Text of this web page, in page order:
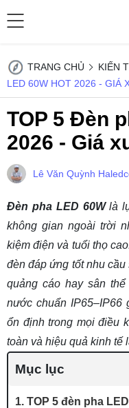
TRANG CHỦ KIẾN
LED 60W HOT 2026 - GIÁ
TOP 5 Đèn
2026 - Giá
Lê Văn Quỳnh
Đèn pha LED 60Wlà
không gian ngoài trời
kiệm điện và tuổi thọ
đèn đáp ứng tốt nhu
quảng cáo hay sân
nước chuẩn IP65–IP66
ổn định trong mọi điều
toàn và hiệu quả kinh tế
Mục lục
1. TOP 5 đèn pha